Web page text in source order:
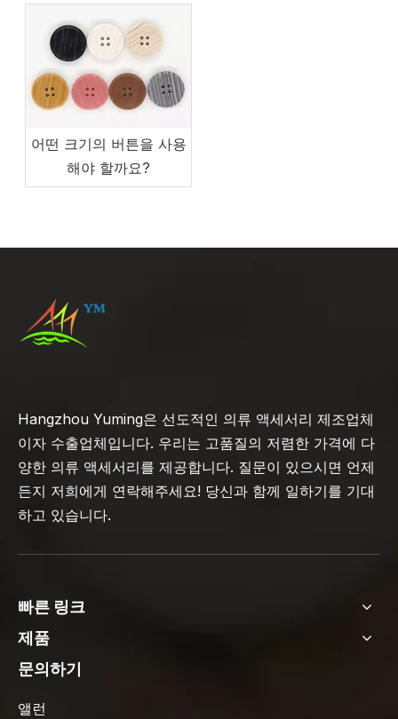
어떤 크기의 버튼을 사용
해야 할까요?
Hangzhou Yuming은 선도적인 의류 액세서리 제조업체
이자 수출업체입니다. 우리는 고품질의 저렴한 가격에 다
양한 의류 액세서리를 제공합니다. 질문이 있으시면 언제
든지 저희에게 연락해주세요! 당신과 함께 일하기를 기대
하고 있습니다.
빠른 링크
제품
문의하기
앨런